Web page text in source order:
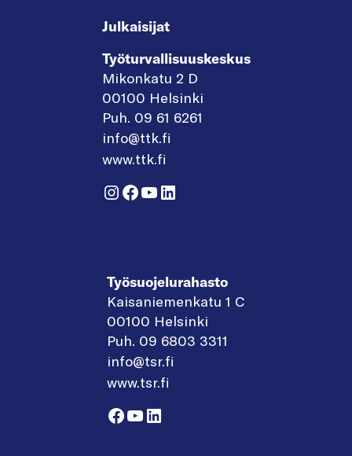
Julkaisijat
Työturvallisuuskeskus
Mikonkatu 2 D
00100 Helsinki
Puh. 09 61 6261
info@ttk.fi
www.ttk.fi
Instagram
Facebook
YouTube
LinkedIn
Työsuojelurahasto
Kaisaniemenkatu 1 C
00100 Helsinki
Puh. 09 6803 3311
info@tsr.fi
www.tsr.fi
Facebook
YouTube
LinkedIn